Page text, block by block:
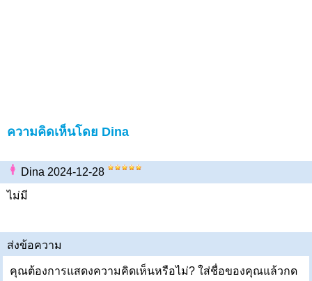
ความคิดเห็นโดย Dina
Dina 2024-12-28
ไม่มี
ส่งข้อความ
คุณต้องการแสดงความคิดเห็นหรือไม่? ใส่ชื่อของคุณแล้วกด